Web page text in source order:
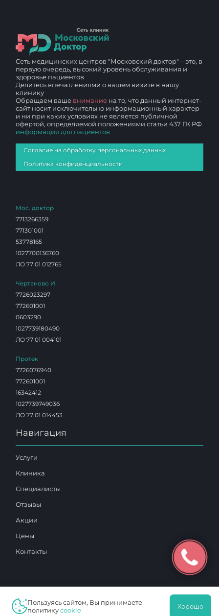
Сеть медицинских центров "Московский доктор" – это, в
первую очередь, высокий уровень обслуживания и
здоровье пациентов
Делитесь впечатлениями о вашем визите в нашу
клинику
Обращаем ваше внимание на то, что данный интернет-
сайт носит исключительно информационный характер
и ни при каких условиях не является публичной
офертой, определяемой положениями статьи 437 ГК РФ
информация для пациентов
Согласие на обработку персональных данных
Политика конфиденциальности
Мос. доктор
7713266359
771301001
53778165
1027700136760
ЛО 77 01 012765
Чертаново И
7726023297
772601001
0603290
1027739180490
ЛО 77 01 004101
Протек
7726076940
772601001
16342412
1027739749036
ЛО 77 01 014453
Навигация
Услуги
Клиника
Специалисты
Отзывы
Акции
Цены
Контакты
2025 © «Московский Доктор»
Пользуясь сайтом, Вы принимаете
политикуcookie Хорошо